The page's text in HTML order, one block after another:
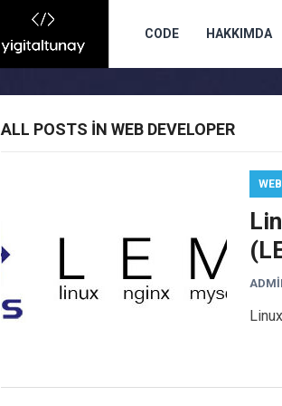
CODE HAKKIMDA
ALL POSTS IN WEB DEVELOPER